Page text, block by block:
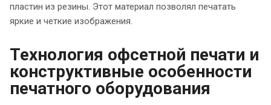
пластин из резины. Этот материал позволял печатать
яркие и четкие изображения.
Технология офсетной печати и
конструктивные особенности
печатного оборудования